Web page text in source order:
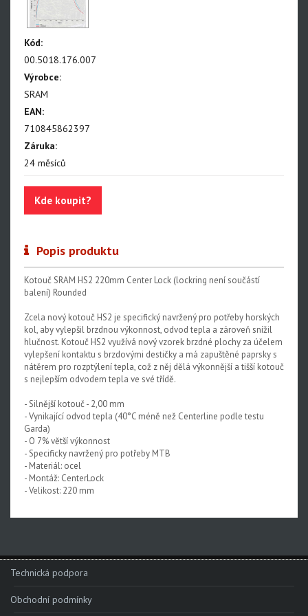
NX Eagle
SX Eagle
GX
GX DH
NX
X5
Red XPLR AXS E1
Force AXS E1
Rival AXS E1
Force XPLR AXS E1
Rival XPLR AXS E1
Force eTap AXS Iridescent
Force eTap AXS
Rival eTap AXS
Apex eTap AXS
XPLR AXS
Red eTap
Red22/Red
Rival 1
Rival22/Rival
Kód:
00.5018.176.007
Výrobce:
SRAM
EAN:
710845862397
Záruka:
24 měsíců
Kde koupit?
Popis produktu
Kotouč SRAM HS2 220mm Center Lock (lockring není součástí
balení) Rounded
Zcela nový kotouč HS2 je specifický navržený pro potřeby horských
kol, aby vylepšil brzdnou výkonnost, odvod tepla a zároveň snížil
hlučnost. Kotouč HS2 využívá nový vzorek brzdné plochy za účelem
vylepšení kontaktu s brzdovými destičky a má zapuštěné paprsky s
nátěrem pro rozptýlení tepla, což z něj dělá výkonnější a tišší kotouč
s nejlepším odvodem tepla ve své třídě.
- Silnější kotouč - 2,00 mm
- Vynikající odvod tepla (40°C méně než Centerline podle testu
Garda)
- O 7% větší výkonnost
- Specificky navržený pro potřeby MTB
- Materiál: ocel
- Montáž: CenterLock
- Velikost: 220 mm
Technická podpora
Obchodní podmínky